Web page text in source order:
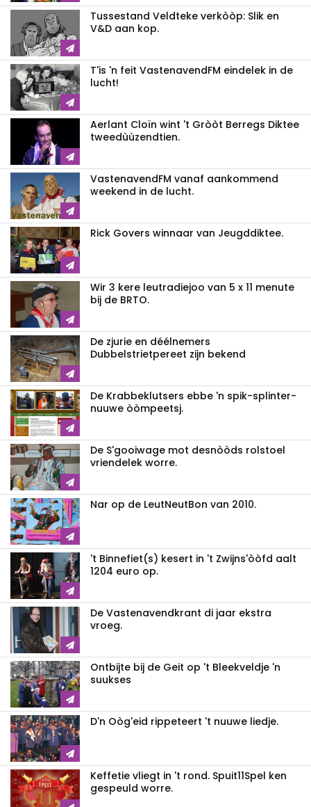
Tussestand Veldteke verkòòp: Slik en
V&D aan kop.
T'is 'n feit VastenavendFM eindelek in de
lucht!
Aerlant Cloïn wint 't Gròòt Berregs Diktee
tweedùùzendtien.
VastenavendFM vanaf aankommend
weekend in de lucht.
Rick Govers winnaar van Jeugddiktee.
Wir 3 kere leutradiejoo van 5 x 11 menute
bij de BRTO.
De zjurie en déélnemers
Dubbelstrietpereet zijn bekend
De Krabbeklutsers ebbe 'n spik-splinter-
nuuwe òòmpeetsj.
De S'gooiwage mot desnòòds rolstoel
vriendelek worre.
Nar op de LeutNeutBon van 2010.
't Binnefiet(s) kesert in 't Zwijns'òòfd aalt
1204 euro op.
De Vastenavendkrant di jaar ekstra
vroeg.
Ontbijte bij de Geit op 't Bleekveldje 'n
suukses
D'n Oòg'eid rippeteert 't nuuwe liedje.
Keffetie vliegt in 't rond. Spuit11Spel ken
gespeuld worre.